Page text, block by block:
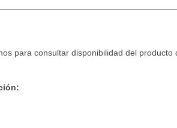
para consultar disponibilidad del